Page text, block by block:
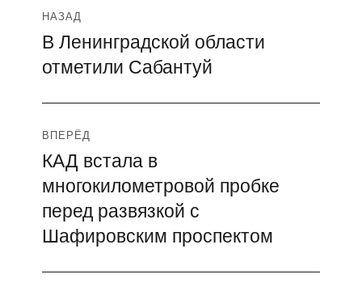
Навигация
по
НАЗАД
Предыдущая
запись:
В Ленинградской области
отметили Сабантуй
ВПЕРЁД
Следующая
запись:
КАД встала в
многокилометровой пробке
перед развязкой с
Шафировским проспектом